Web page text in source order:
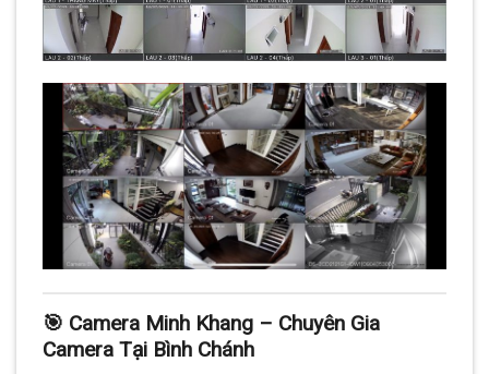
🎯 Camera Minh Khang – Chuyên Gia
Camera Tại Bình Chánh